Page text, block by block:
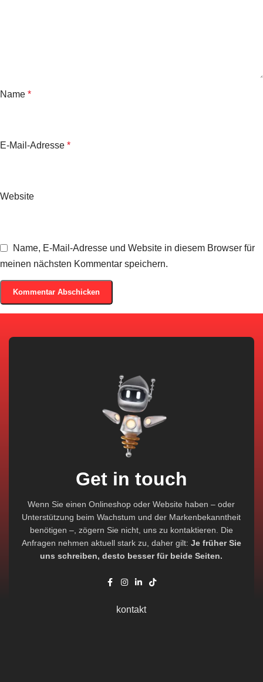
Name *
E-Mail-Adresse *
Website
Name, E-Mail-Adresse und Website in diesem Browser für
meinen nächsten Kommentar speichern.
Get in touch
Wenn Sie einen Onlineshop oder Website haben – oder
Unterstützung beim Wachstum und der Markenbekanntheit
benötigen –, zögern Sie nicht, uns zu kontaktieren. Die
Anfragen nehmen aktuell stark zu, daher gilt: Je früher Sie
uns schreiben, desto besser für beide Seiten.
kontakt